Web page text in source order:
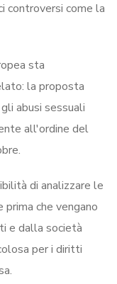
controversi come la
sta
la proposta
abusi sessuali
all'ordine del
di analizzare le
che vengano
e dalla società
per i diritti